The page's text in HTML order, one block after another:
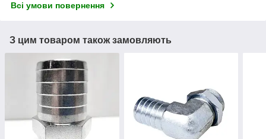
Всі умови повернення
З цим товаром також замовляють